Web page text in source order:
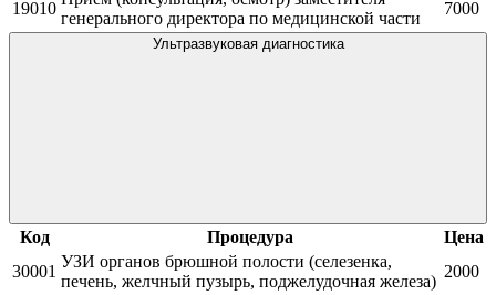
19010
генерального директора по медицинской части
7000
Ультразвуковая диагностика
Код Процедура
Цена
30001
УЗИ органов брюшной полости (селезенка,
печень, желчный пузырь, поджелудочная железа)
2000